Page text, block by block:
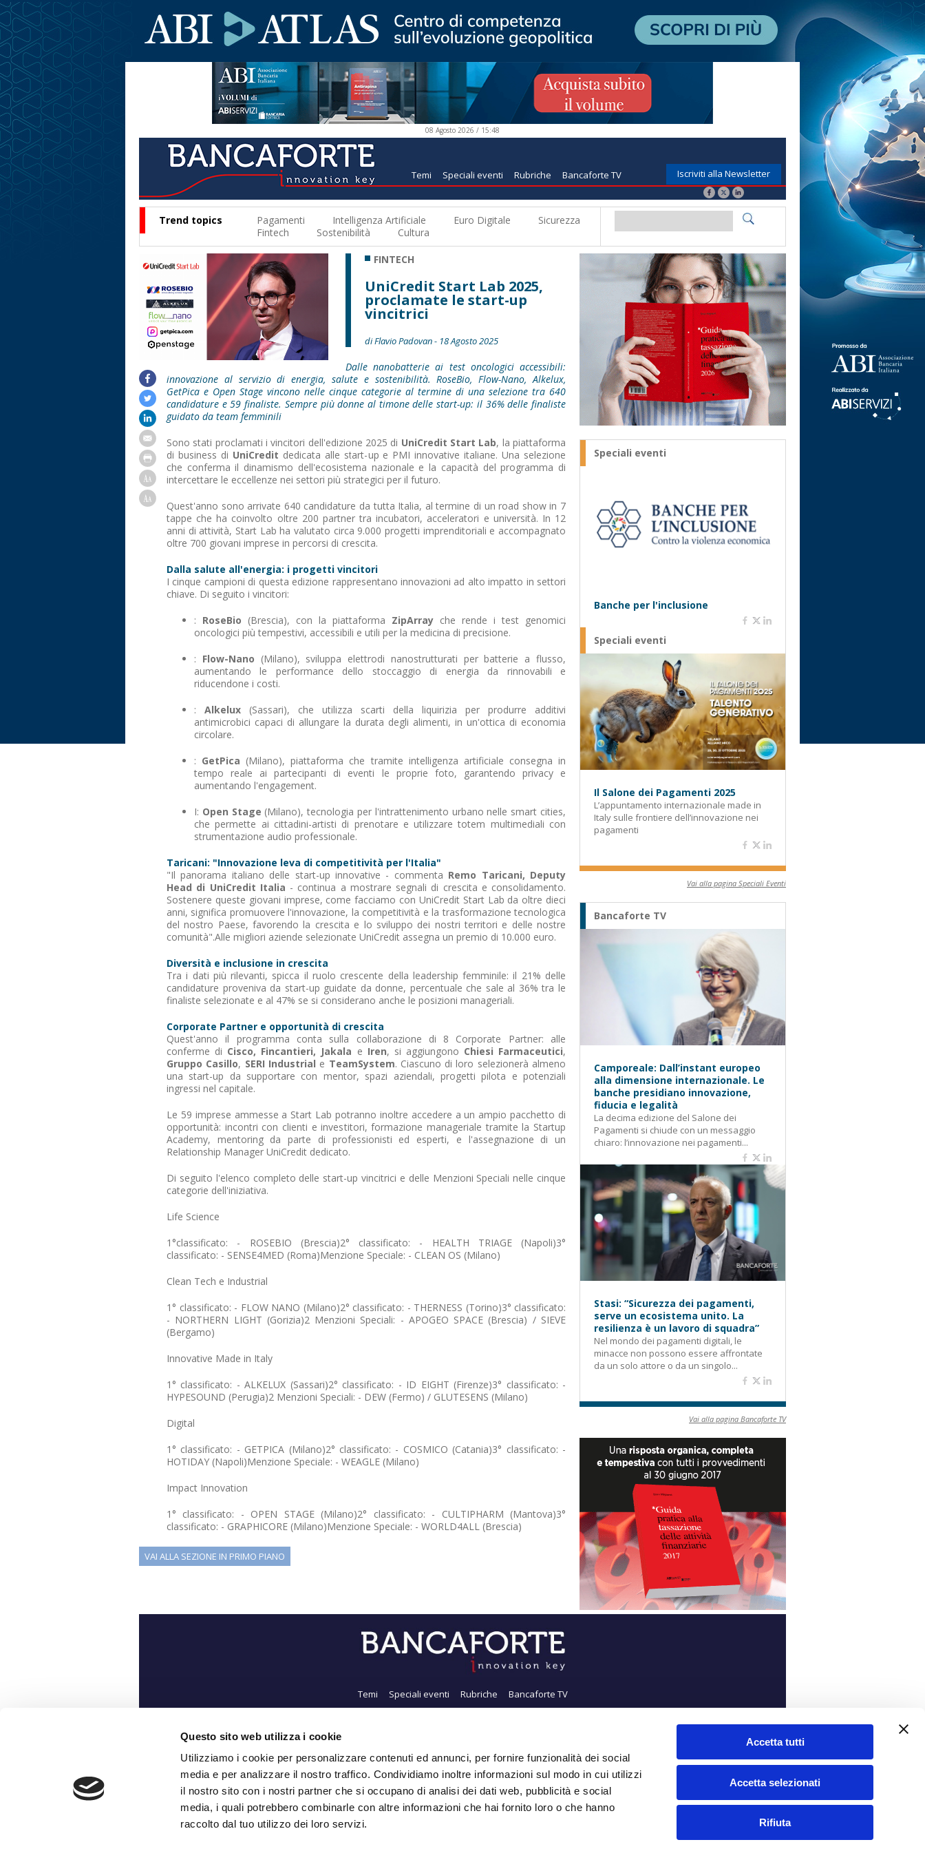
Questo sito web utilizza i cookie
Utilizziamo i cookie per personalizzare contenuti ed annunci, per fornire funzionalità dei social
media e per analizzare il nostro traffico. Condividiamo inoltre informazioni sul modo in cui utilizzi
il nostro sito con i nostri partner che si occupano di analisi dei dati web, pubblicità e social
media, i quali potrebbero combinarle con altre informazioni che hai fornito loro o che hanno
raccolto dal tuo utilizzo dei loro servizi.
Accetta tutti
Accetta selezionati
Rifiuta
08 Agosto 2026 / 15:48
Temi Speciali eventi Rubriche Bancaforte TV Iscriviti alla Newsletter
Trend topics Pagamenti Intelligenza Artificiale Euro Digitale
Sicurezza
Fintech
Sostenibilità Cultura
FINTECH
UniCredit Start Lab 2025,
proclamate le start-up
vincitrici
di Flavio Padovan - 18 Agosto 2025
Dalle nanobatterie ai test oncologici accessibili:
innovazione al servizio di energia, salute e sostenibilità. RoseBio, Flow-Nano, Alkelux,
GetPica e Open Stage vincono nelle cinque categorie al termine di una selezione tra 640
candidature e 59 finaliste. Sempre più donne al timone delle start-up: il 36% delle finaliste
guidato da team femminili
Sono stati proclamati i vincitori dell'edizione 2025 di UniCredit Start Lab, la piattaforma
di business di UniCredit dedicata alle start-up e PMI innovative italiane. Una selezione
che conferma il dinamismo dell'ecosistema nazionale e la capacità del programma di
intercettare le eccellenze nei settori più strategici per il futuro.
Quest'anno sono arrivate 640 candidature da tutta Italia, al termine di un road show in 7
tappe che ha coinvolto oltre 200 partner tra incubatori, acceleratori e università. In 12
anni di attività, Start Lab ha valutato circa 9.000 progetti imprenditoriali e accompagnato
oltre 700 giovani imprese in percorsi di crescita.
Dalla salute all'energia: i progetti vincitori
I cinque campioni di questa edizione rappresentano innovazioni ad alto impatto in settori
chiave. Di seguito i vincitori:
: RoseBio (Brescia), con la piattaforma ZipArray che rende i test genomici
oncologici più tempestivi, accessibili e utili per la medicina di precisione.
: Flow-Nano (Milano), sviluppa elettrodi nanostrutturati per batterie a flusso,
aumentando le performance dello stoccaggio di energia da rinnovabili e
riducendone i costi.
: Alkelux (Sassari), che utilizza scarti della liquirizia per produrre additivi
antimicrobici capaci di allungare la durata degli alimenti, in un'ottica di economia
circolare.
: GetPica (Milano), piattaforma che tramite intelligenza artificiale consegna in
tempo reale ai partecipanti di eventi le proprie foto, garantendo privacy e
aumentando l'engagement.
I: Open Stage (Milano), tecnologia per l'intrattenimento urbano nelle smart cities,
che permette ai cittadini-artisti di prenotare e utilizzare totem multimediali con
strumentazione audio professionale.
Taricani: "Innovazione leva di competitività per l'Italia"
"Il panorama italiano delle start-up innovative - commenta Remo Taricani, Deputy
Head di UniCredit Italia - continua a mostrare segnali di crescita e consolidamento.
Sostenere queste giovani imprese, come facciamo con UniCredit Start Lab da oltre dieci
anni, significa promuovere l'innovazione, la competitività e la trasformazione tecnologica
del nostro Paese, favorendo la crescita e lo sviluppo dei nostri territori e delle nostre
comunità".Alle migliori aziende selezionate UniCredit assegna un premio di 10.000 euro.
Diversità e inclusione in crescita
Tra i dati più rilevanti, spicca il ruolo crescente della leadership femminile: il 21% delle
candidature proveniva da start-up guidate da donne, percentuale che sale al 36% tra le
finaliste selezionate e al 47% se si considerano anche le posizioni manageriali.
Corporate Partner e opportunità di crescita
Quest'anno il programma conta sulla collaborazione di 8 Corporate Partner: alle
conferme di Cisco, Fincantieri, Jakala e Iren, si aggiungono Chiesi Farmaceutici,
Gruppo Casillo, SERI Industrial e TeamSystem. Ciascuno di loro selezionerà almeno
una start-up da supportare con mentor, spazi aziendali, progetti pilota e potenziali
ingressi nel capitale.
Le 59 imprese ammesse a Start Lab potranno inoltre accedere a un ampio pacchetto di
opportunità: incontri con clienti e investitori, formazione manageriale tramite la Startup
Academy, mentoring da parte di professionisti ed esperti, e l'assegnazione di un
Relationship Manager UniCredit dedicato.
Di seguito l'elenco completo delle start-up vincitrici e delle Menzioni Speciali nelle cinque
categorie dell'iniziativa.
Life Science
1°classificato: - ROSEBIO (Brescia)2° classificato: - HEALTH TRIAGE (Napoli)3°
classificato: - SENSE4MED (Roma)Menzione Speciale: - CLEAN OS (Milano)
Clean Tech e Industrial
1° classificato: - FLOW NANO (Milano)2° classificato: - THERNESS (Torino)3° classificato:
- NORTHERN LIGHT (Gorizia)2 Menzioni Speciali: - APOGEO SPACE (Brescia) / SIEVE
(Bergamo)
Innovative Made in Italy
1° classificato: - ALKELUX (Sassari)2° classificato: - ID EIGHT (Firenze)3° classificato: -
HYPESOUND (Perugia)2 Menzioni Speciali: - DEW (Fermo) / GLUTESENS (Milano)
Digital
1° classificato: - GETPICA (Milano)2° classificato: - COSMICO (Catania)3° classificato: -
HOTIDAY (Napoli)Menzione Speciale: - WEAGLE (Milano)
Impact Innovation
1° classificato: - OPEN STAGE (Milano)2° classificato: - CULTIPHARM (Mantova)3°
classificato: - GRAPHICORE (Milano)Menzione Speciale: - WORLD4ALL (Brescia)
VAI ALLA SEZIONE IN PRIMO PIANO
Speciali eventi
Banche per l'inclusione
Speciali eventi
Il Salone dei Pagamenti 2025
L’appuntamento internazionale made in
Italy sulle frontiere dell’innovazione nei
pagamenti
Vai alla pagina Speciali Eventi
Bancaforte TV
Camporeale: Dall’instant europeo
alla dimensione internazionale. Le
banche presidiano innovazione,
fiducia e legalità
La decima edizione del Salone dei
Pagamenti si chiude con un messaggio
chiaro: l’innovazione nei pagamenti...
Stasi: “Sicurezza dei pagamenti,
serve un ecosistema unito. La
resilienza è un lavoro di squadra”
Nel mondo dei pagamenti digitali, le
minacce non possono essere affrontate
da un solo attore o da un singolo...
Vai alla pagina Bancaforte TV
Temi Speciali eventi Rubriche Bancaforte TV
Chi siamo
Iscriviti alla Newsletter